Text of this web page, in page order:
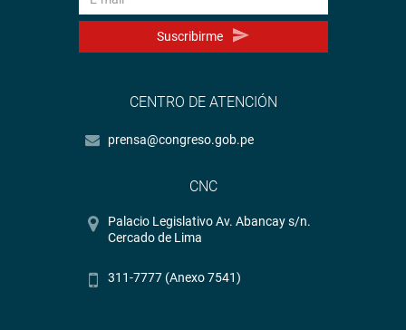
Suscribirme
CENTRO DE ATENCIÓN
prensa@congreso.gob.pe
CNC
Palacio Legislativo Av. Abancay s/n.
Cercado de Lima
311-7777 (Anexo 7541)